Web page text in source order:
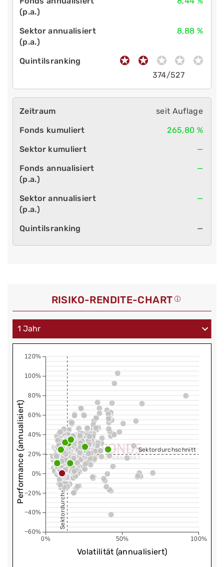
8,88 %
374/527
seit Auflage
265,80 %
—
—
—
—
RISIKO-RENDITE-CHART
0% 50% 100%
−60%
−40%
−20%
0%
20%
40%
60%
80%
100%
120%
Sektordurchschnitt
Sektordurchschnitt
Volatilität (annualisiert)
Performance (annualisiert)